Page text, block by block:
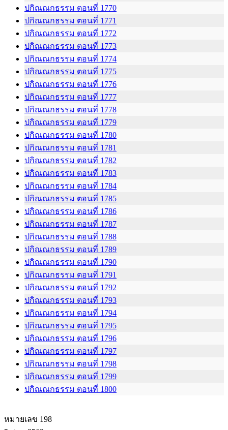
ปกิณณกธรรม ตอนที่ 1770
ปกิณณกธรรม ตอนที่ 1771
ปกิณณกธรรม ตอนที่ 1772
ปกิณณกธรรม ตอนที่ 1773
ปกิณณกธรรม ตอนที่ 1774
ปกิณณกธรรม ตอนที่ 1775
ปกิณณกธรรม ตอนที่ 1776
ปกิณณกธรรม ตอนที่ 1777
ปกิณณกธรรม ตอนที่ 1778
ปกิณณกธรรม ตอนที่ 1779
ปกิณณกธรรม ตอนที่ 1780
ปกิณณกธรรม ตอนที่ 1781
ปกิณณกธรรม ตอนที่ 1782
ปกิณณกธรรม ตอนที่ 1783
ปกิณณกธรรม ตอนที่ 1784
ปกิณณกธรรม ตอนที่ 1785
ปกิณณกธรรม ตอนที่ 1786
ปกิณณกธรรม ตอนที่ 1787
ปกิณณกธรรม ตอนที่ 1788
ปกิณณกธรรม ตอนที่ 1789
ปกิณณกธรรม ตอนที่ 1790
ปกิณณกธรรม ตอนที่ 1791
ปกิณณกธรรม ตอนที่ 1792
ปกิณณกธรรม ตอนที่ 1793
ปกิณณกธรรม ตอนที่ 1794
ปกิณณกธรรม ตอนที่ 1795
ปกิณณกธรรม ตอนที่ 1796
ปกิณณกธรรม ตอนที่ 1797
ปกิณณกธรรม ตอนที่ 1798
ปกิณณกธรรม ตอนที่ 1799
ปกิณณกธรรม ตอนที่ 1800
หมายเลข 198